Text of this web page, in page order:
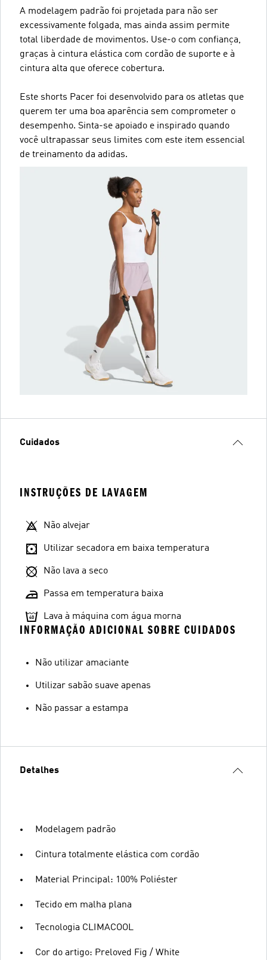
A modelagem padrão foi projetada para não ser
excessivamente folgada, mas ainda assim permite
total liberdade de movimentos. Use-o com confiança,
graças à cintura elástica com cordão de suporte e à
cintura alta que oferece cobertura.
Este shorts Pacer foi desenvolvido para os atletas que
querem ter uma boa aparência sem comprometer o
desempenho. Sinta-se apoiado e inspirado quando
você ultrapassar seus limites com este item essencial
de treinamento da adidas.
Cuidados
INSTRUÇÕES DE LAVAGEM
Não alvejar
Utilizar secadora em baixa temperatura
Não lava a seco
Passa em temperatura baixa
Lava à máquina com água morna
INFORMAÇÃO ADICIONAL SOBRE CUIDADOS
Não utilizar amaciante
Utilizar sabão suave apenas
Não passar a estampa
Detalhes
Modelagem padrão
Cintura totalmente elástica com cordão
Material Principal: 100% Poliéster
Tecido em malha plana
Tecnologia CLIMACOOL
Cor do artigo: Preloved Fig / White